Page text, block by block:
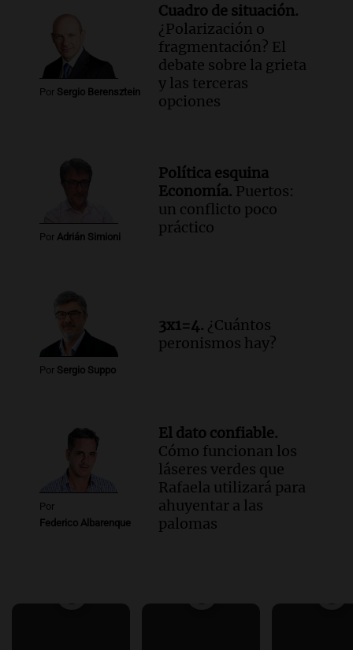
Por Sergio Berensztein
Cuadro de situación.
¿Polarización o
fragmentación? El
debate sobre la grieta
y las terceras
opciones
Por Adrián Simioni
Política esquina
Economía. Puertos:
un conflicto poco
práctico
Por Sergio Suppo
3x1=4. ¿Cuántos
peronismos hay?
Por
Federico Albarenque
El dato confiable.
Cómo funcionan los
láseres verdes que
Rafaela utilizará para
ahuyentar a las
palomas